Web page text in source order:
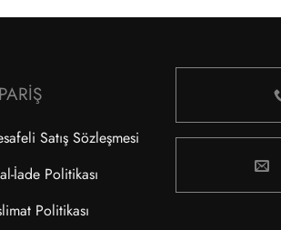
Satış Sözleşmesi
İade Politikası
Politikası